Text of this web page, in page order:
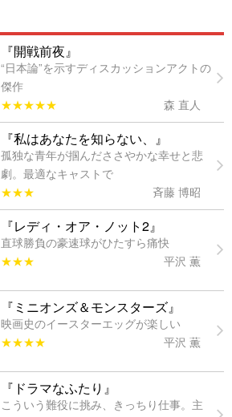
『開戦前夜』
“日本論”を示すディスカッションアクトの
傑作
★★★★★
森 直人
『私はあなたを知らない、』
孤独な青年が掴んだささやかな幸せと悲
劇。最適なキャストで
★★★
斉藤 博昭
『レディ・オア・ノット2』
直球勝負の豪速球がひたすら痛快
★★★
平沢 薫
『ミニオンズ＆モンスターズ』
映画史のイースターエッグが楽しい
★★★★
平沢 薫
『ドラマなふたり』
こういう難役に挑み、きっちり仕事。主